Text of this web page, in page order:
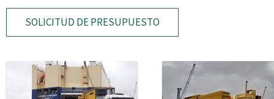
SOLICITUD DE PRESUPUESTO